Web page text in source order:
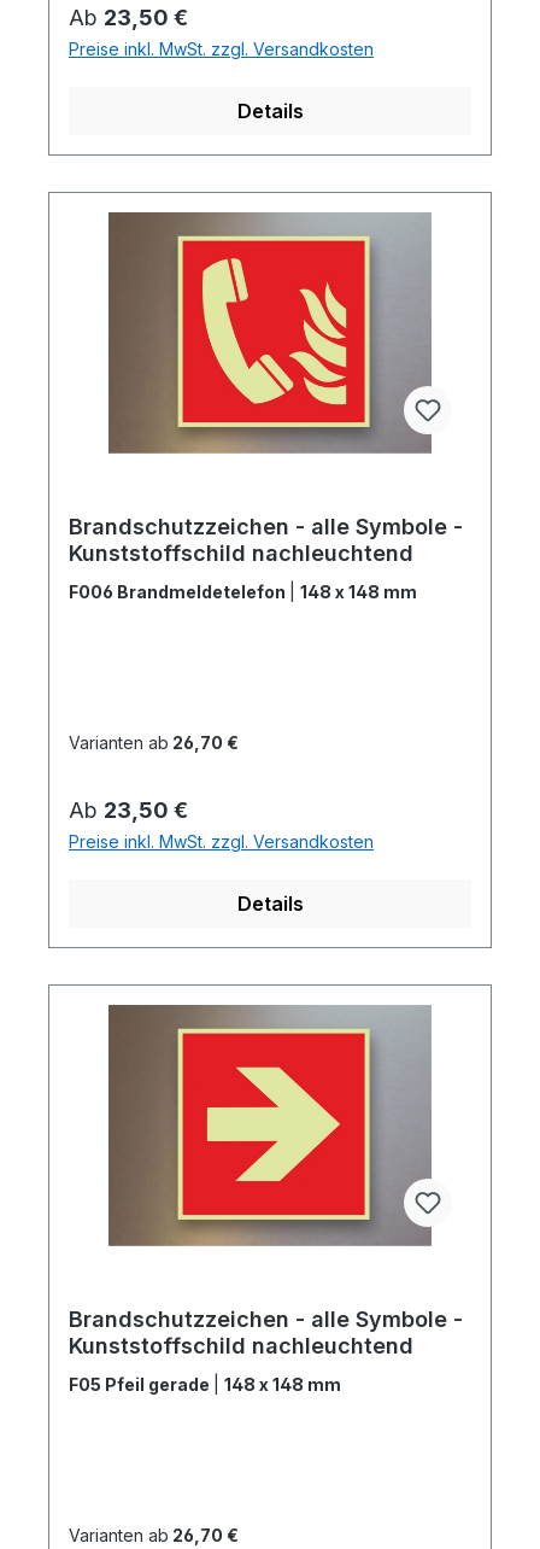
Regulärer Preis:
Ab 23,50 €
Preise inkl. MwSt. zzgl. Versandkosten
Details
Brandschutzzeichen - alle Symbole -
Kunststoffschild nachleuchtend
F006 Brandmeldetelefon 148 x 148 mm
Varianten ab 26,70 €
Regulärer Preis:
Ab 23,50 €
Preise inkl. MwSt. zzgl. Versandkosten
Details
Brandschutzzeichen - alle Symbole -
Kunststoffschild nachleuchtend
F05 Pfeil gerade 148 x 148 mm
Varianten ab 26,70 €